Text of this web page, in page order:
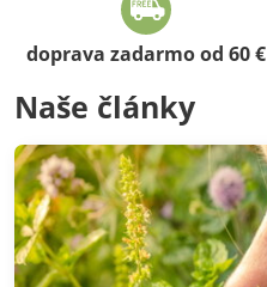
doprava zadarmo od 60 €
Naše články